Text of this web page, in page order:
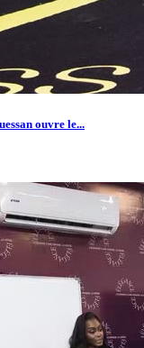
ouvre le...